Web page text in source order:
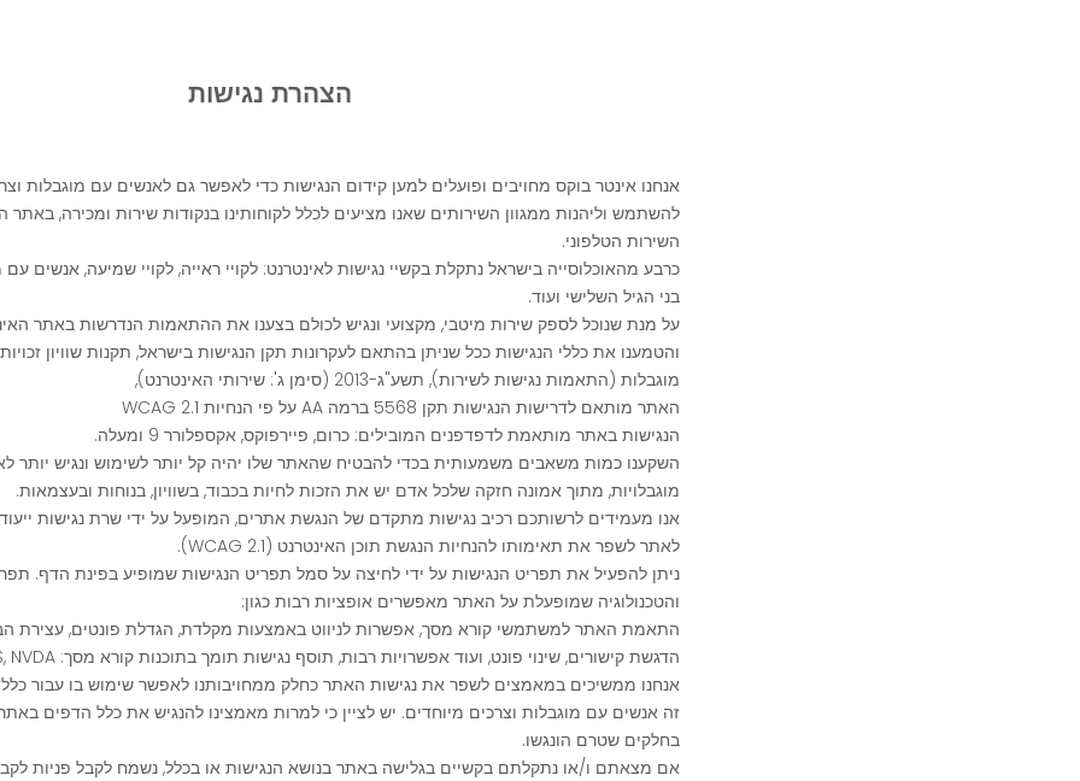
הצהרת נגישות
אנחנו אינטר בוקס מחויבים ופועלים למען קידום הנגישות כדי לאפשר גם לאנשים עם מוגבלות
להשתמש וליהנות ממגוון השירותים שאנו מציעים לכלל לקוחותינו בנקודות שירות ומכירה, באתר
השירות הטלפוני.
כרבע מהאוכלוסייה בישראל נתקלת בקשיי נגישות לאינטרנט: לקויי ראייה, לקויי שמיעה, אנשים עם
בני הגיל השלישי ועוד.
על מנת שנוכל לספק שירות מיטבי, מקצועי ונגיש לכולם בצענו את ההתאמות הנדרשות באתר
והטמענו את כללי הנגישות ככל שניתן בהתאם לעקרונות תקן הנגישות בישראל, תקנות שוויון
מוגבלות (התאמות נגישות לשירות), תשע"ג-2013 (סימן ג': שירותי האינטרנט),
האתר מותאם לדרישות הנגישות תקן 5568 ברמה AA על פי הנחיות WCAG 2.1
הנגישות באתר מותאמת לדפדפנים המובילים: כרום, פיירפוקס, אקספלורר 9 ומעלה.
השקענו כמות משאבים משמעותית בכדי להבטיח שהאתר שלו יהיה קל יותר לשימוש ונגיש יותר
מוגבלויות, מתוך אמונה חזקה שלכל אדם יש את הזכות לחיות בכבוד, בשוויון, בנוחות ובעצמאות.
אנו מעמידים לרשותכם רכיב נגישות מתקדם של הנגשת אתרים, המופעל על ידי שרת נגישות
לאתר לשפר את תאימותו להנחיות הנגשת תוכן האינטרנט (WCAG 2.1).
ניתן להפעיל את תפריט הנגישות על ידי לחיצה על סמל תפריט הנגישות שמופיע בפינת הדף.
והטכנולוגיה שמופעלת על האתר מאפשרים אופציות רבות כגון:
התאמת האתר למשתמשי קורא מסך, אפשרות לניווט באמצעות מקלדת, הגדלת פונטים, עצירת
הדגשת קישורים, שינוי פונט, ועוד אפשרויות רבות, תוסף נגישות תומך בתוכנות קורא מסך: JAWS, NVDA ועוד.
אנחנו ממשיכים במאמצים לשפר את נגישות האתר כחלק ממחויבותנו לאפשר שימוש בו עבור כלל
זה אנשים עם מוגבלות וצרכים מיוחדים. יש לציין כי למרות מאמצינו להנגיש את כלל הדפים
בחלקים שטרם הונגשו.
אם מצאתם ו/או נתקלתם בקשיים בגלישה באתר בנושא הנגישות או בכלל, נשמח לקבל פניות